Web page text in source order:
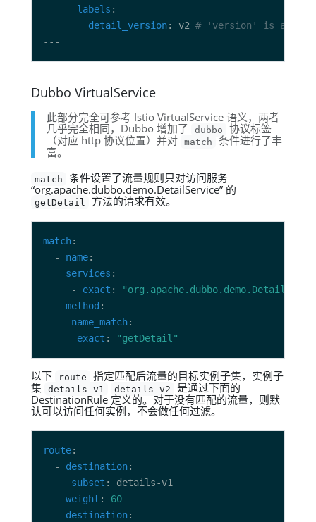
labels
detail_version: v2 # 'version' is a
Dubbo VirtualService
此部分完全可参考 Istio VirtualService 语义，两者
几乎完全相同，Dubbo 增加了
dubbo
协议标签
（对应 http 协议位置）并对
match
条件进行了丰
富。
match
条件设置了流量规则只对访问服务
“org.apache.dubbo.demo.DetailService” 的
getDetail 方法的请求有效。
match
  -
name
services
     -
exact :
method
name_match
exact : "getDetail"
以下 route
指定匹配后流量的目标实例子集，实例子
集
details-v1 details-v2
是通过下面的
DestinationRule 定义的。对于没有匹配的流量，则默
认可以访问任何实例，不会做任何过滤。
route
  -
destination
subset
weight : 60
  -
destination